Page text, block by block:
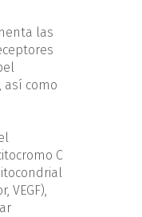
las
así como
C